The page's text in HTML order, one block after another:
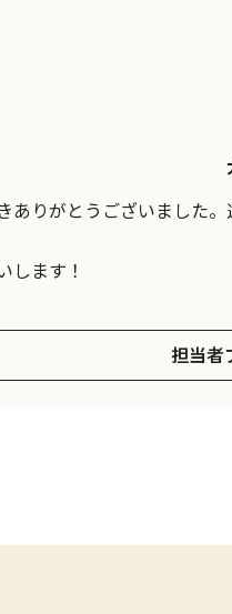
ありがとうございました
します！
担当者